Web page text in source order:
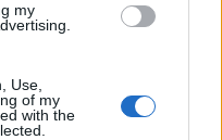
my
Use,
of my
with the